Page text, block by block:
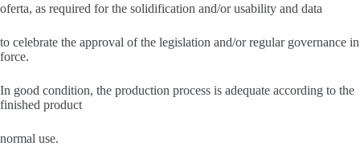
oferta, as required for the solidification and/or usability and data
to celebrate the approval of the legislation and/or regular governance in
force.
In good condition, the production process is adequate according to the
finished product
normal use.